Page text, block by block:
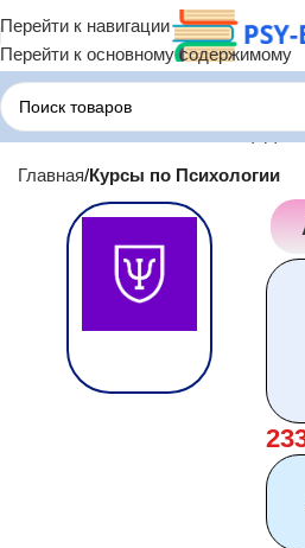
Перейти к навигации
Перейти к основному содержимому
Главная Курсы по Психологии